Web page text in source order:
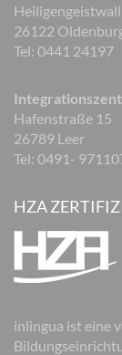
26122
Tel: 0441 24197
Hafenstraße 15
26789 Leer
Tel: 0491-
HZA
inlingua ist eine